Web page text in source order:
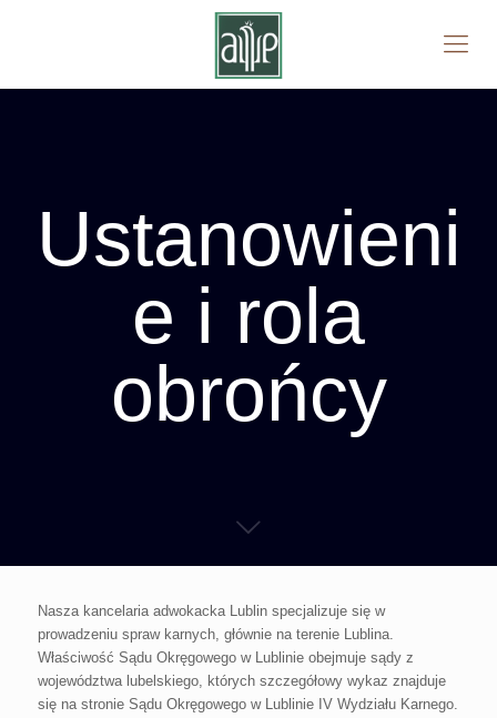
Ustanowieni
e i rola
obrońcy
Nasza kancelaria adwokacka Lublin specjalizuje się w
prowadzeniu spraw karnych, głównie na terenie Lublina.
Właściwość Sądu Okręgowego w Lublinie obejmuje sądy z
województwa lubelskiego, których szczegółowy wykaz znajduje
się na stronie Sądu Okręgowego w Lublinie IV Wydziału Karnego.